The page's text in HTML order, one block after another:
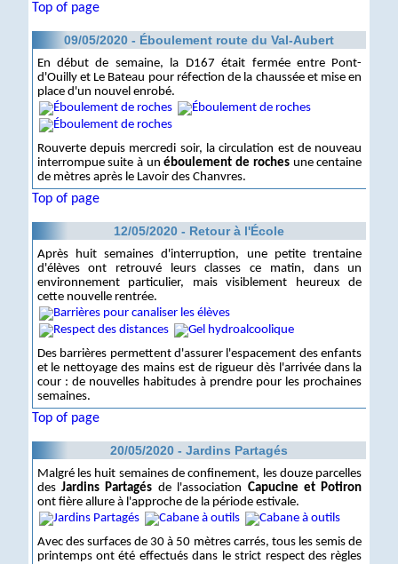
Top of page
09/05/2020 - Éboulement route du Val-Aubert
En début de semaine, la D167 était fermée entre Pont-
d'Ouilly et Le Bateau pour réfection de la chaussée et mise en
place d'un nouvel enrobé.
Rouverte depuis mercredi soir, la circulation est de nouveau
interrompue suite à unéboulement de rochesune centaine
de mètres après le Lavoir des Chanvres.
Top of page
12/05/2020 - Retour à l'École
Après huit semaines d'interruption, une petite trentaine
d'élèves ont retrouvé leurs classes ce matin, dans un
environnement particulier, mais visiblement heureux de
cette nouvelle rentrée.
Des barrières permettent d'assurer l'espacement des enfants
et le nettoyage des mains est de rigueur dès l'arrivée dans la
cour : de nouvelles habitudes à prendre pour les prochaines
semaines.
Top of page
20/05/2020 - Jardins Partagés
Malgré les huit semaines de confinement, les douze parcelles
des Jardins Partagés de l'association Capucine et Potiron
ont fière allure à l'approche de la période estivale.
Avec des surfaces de 30 à 50 mètres carrés, tous les semis de
printemps ont été effectués dans le strict respect des règles